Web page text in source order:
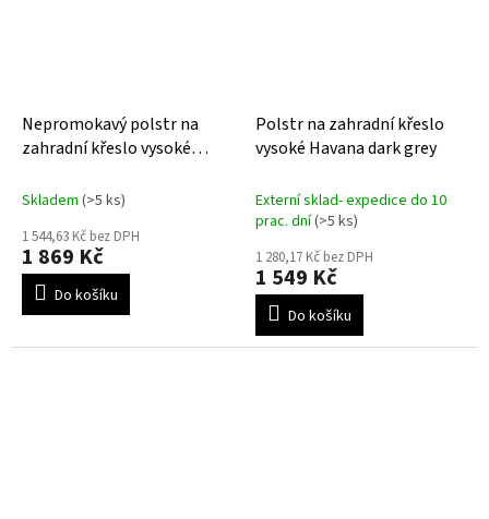
Nepromokavý polstr na
zahradní křeslo vysoké
Skladem (>5 ks)
1 544,63 Kč bez DPH
1 869 Kč
Do košíku
Polstr na zahradní křeslo
vysoké Havana dark grey
Externí sklad- expedice do 10
prac. dní(>5 ks)
1 280,17 Kč bez DPH
1 549 Kč
Do košíku